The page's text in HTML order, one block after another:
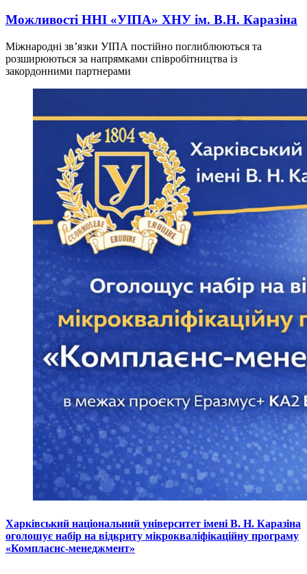
Можливості ННІ «УІПА» ХНУ ім. В.Н. Каразіна
Міжнародні зв’язки УІПА постійно поглиблюються та
розширюються за напрямками співробітництва із
закордонними партнерами
Харківський національний університет імені В. Н. Каразіна
оголошує набір на відкриту мікрокваліфікаційну програму
«Комплаєнс-менеджмент»